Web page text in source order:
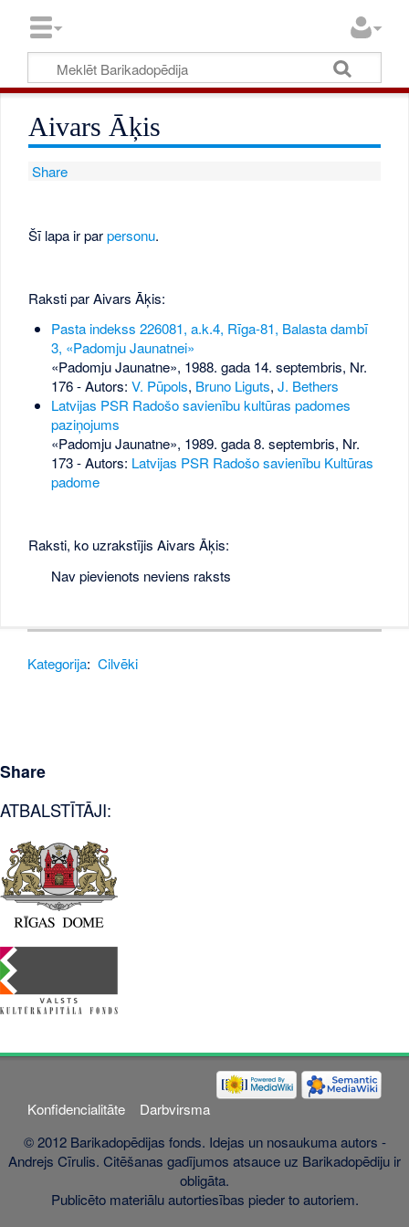
Aivars Āķis
Share
Šī lapa ir parpersonu.
Raksti par Aivars Āķis:
Pasta indekss 226081, a.k.4, Rīga-81, Balasta dambī
3, «Padomju Jaunatnei»
«Padomju Jaunatne», 1988. gada 14. septembris, Nr.
176- Autors: V. Pūpols, Bruno Liguts, J. Bethers
Latvijas PSR Radošo savienību kultūras padomes
paziņojums
«Padomju Jaunatne», 1989. gada 8. septembris, Nr.
173- Autors: Latvijas PSR Radošo savienību Kultūras
padome
Raksti, ko uzrakstījis Aivars Āķis:
Nav pievienots neviens raksts
Kategorija: Cilvēki
Share
ATBALSTĪTĀJI:
Konfidencialitāte
Darbvirsma
© 2012 Barikadopēdijas fonds. Idejas un nosaukuma autors -
Andrejs Cīrulis. Citēšanas gadījumos atsauce uz Barikadopēdiju ir
obligāta.
Publicēto materiālu autortiesības pieder to autoriem.